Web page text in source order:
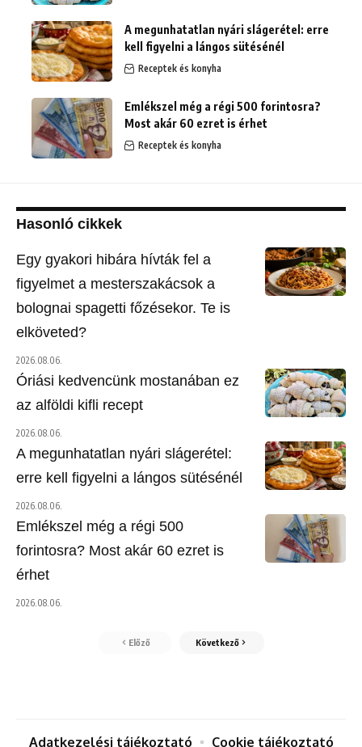
A megunhatatlan nyári slágerétel: erre
kell figyelni a lángos sütésénél
Receptek és konyha
Emlékszel még a régi 500 forintosra?
Most akár 60 ezret is érhet
Receptek és konyha
Hasonló cikkek
Egy gyakori hibára hívták fel a
figyelmet a mesterszakácsok a
bolognai spagetti főzésekor. Te is
elköveted?
2026.08.06.
Óriási kedvencünk mostanában ez
az alföldi kifli recept
2026.08.06.
A megunhatatlan nyári slágerétel:
erre kell figyelni a lángos sütésénél
2026.08.06.
Emlékszel még a régi 500
forintosra? Most akár 60 ezret is
érhet
2026.08.06.
Előző Következő
Adatkezelési tájékoztató Cookie tájékoztató